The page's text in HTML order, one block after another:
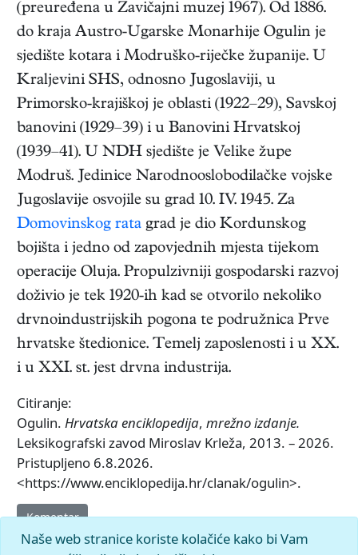
(preuređena u Zavičajni muzej 1967). Od 1886.
do kraja Austro-Ugarske Monarhije Ogulin je
sjedište kotara i Modruško-riječke županije. U
Kraljevini SHS, odnosno Jugoslaviji, u
Primorsko-krajiškoj je oblasti (1922–29), Savskoj
banovini (1929–39) i u Banovini Hrvatskoj
(1939–41). U NDH sjedište je Velike župe
Modruš. Jedinice Narodnooslobodilačke vojske
Jugoslavije osvojile su grad 10. IV. 1945. Za
Domovinskog rata grad je dio Kordunskog
bojišta i jedno od zapovjednih mjesta tijekom
operacije Oluja. Propulzivniji gospodarski razvoj
doživio je tek 1920-ih kad se otvorilo nekoliko
drvnoindustrijskih pogona te podružnica Prve
hrvatske štedionice. Temelj zaposlenosti i u XX.
i u XXI. st. jest drvna industrija.
Citiranje:
Ogulin. Hrvatska enciklopedija, mrežno izdanje.
Leksikografski zavod Miroslav Krleža, 2013. – 2026.
Pristupljeno 6.8.2026.
<https://www.enciklopedija.hr/clanak/ogulin>.
Komentar
Naše web stranice koriste kolačiće kako bi Vam